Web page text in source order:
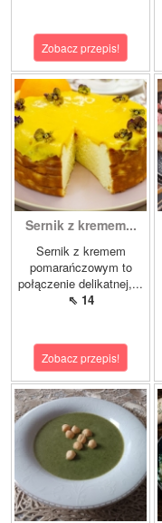
Zobacz przepis!
Sernik z kremem...
Sernik z kremem
pomarańczowym to
połączenie delikatnej,...
⇖ 14
Zobacz przepis!